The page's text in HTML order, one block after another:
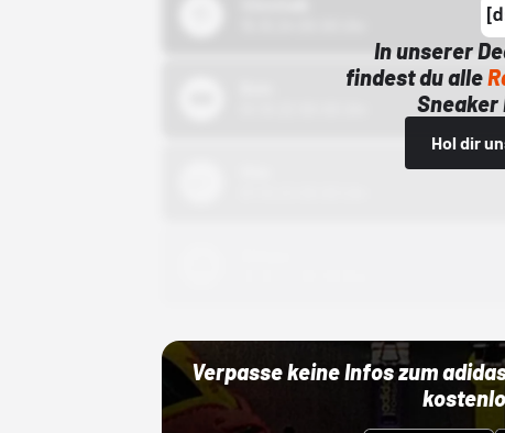
In unserer
findest du alle
Sneaker
Hol dir
Verpasse keine Infos zum